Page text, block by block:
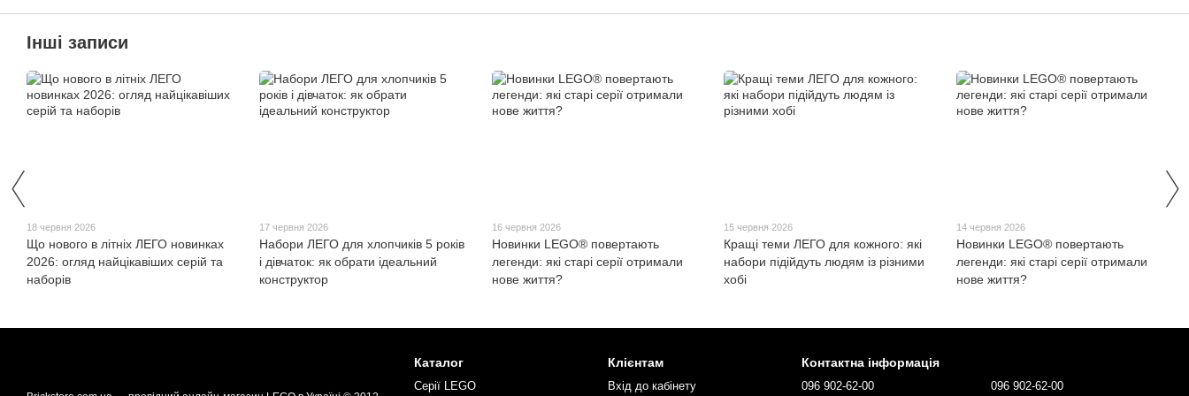
Інші записи
18 червня 2026
Що нового в літніх ЛЕГО новинках
2026: огляд найцікавіших серій та
наборів
17 червня 2026
Набори ЛЕГО для хлопчиків 5 років
і дівчаток: як обрати ідеальний
конструктор
16 червня 2026
Новинки LEGO® повертають
легенди: які старі серії отримали
нове життя?
15 червня 2026
Кращі теми ЛЕГО для кожного: які
набори підійдуть людям із різними
хобі
14 червня 2026
Новинки LEGO® повертають
легенди: які старі серії отримали
нове життя?
Каталог
Серії LEGO
Клієнтам
Вхід до кабінету
Контактна інформація
096 902-62-00 096 902-62-00